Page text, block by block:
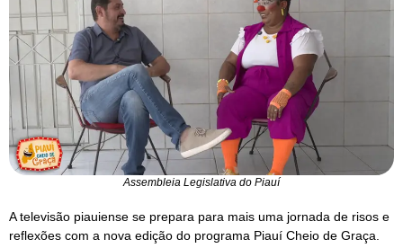
Assembleia Legislativa do Piauí
A televisão piauiense se prepara para mais uma jornada de risos e
reflexões com a nova edição do programa Piauí Cheio de Graça.